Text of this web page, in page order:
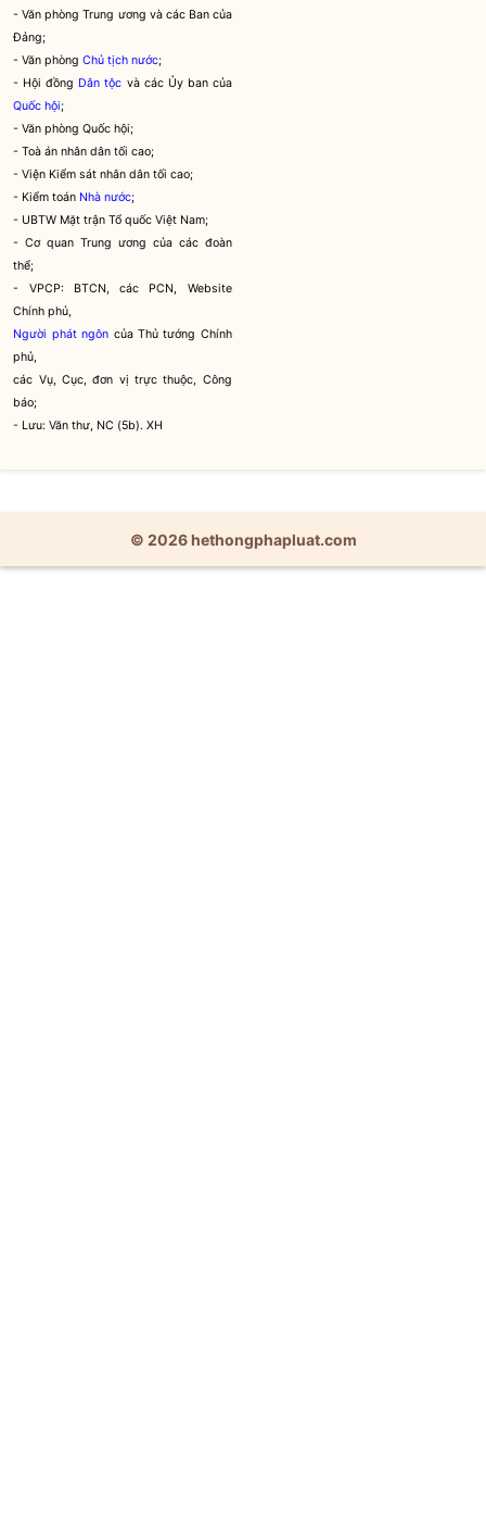
- Văn phòng Trung ương và các Ban của
Đảng;
- Văn phòngChủ tịch nước;
- Hội đồng Dân tộc và các Ủy ban của
Quốc hội;
- Văn phòngQuốc hội;
- Toà án nhân dân tối cao;
- Viện Kiểm sát nhân dân tối cao;
- Kiểm toán Nhà nước;
- UBTW Mặt trận Tổ quốc Việt Nam;
- Cơ quan Trung ương của các đoàn
thể;
- VPCP: BTCN, các PCN, Website
Chính phủ,
Người phát ngôn của Thủ tướng Chính
phủ,
các Vụ, Cục, đơn vị trực thuộc, Công
báo;
- Lưu: Văn thư, NC (5b). XH
© 2026 hethongphapluat.com